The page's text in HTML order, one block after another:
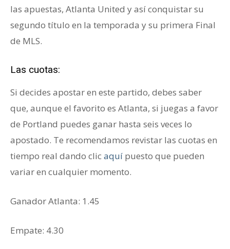
las apuestas, Atlanta United y así conquistar su
segundo título en la temporada y su primera Final
de MLS.
Las cuotas:
Si decides apostar en este partido, debes saber
que, aunque el favorito es Atlanta, si juegas a favor
de Portland puedes ganar hasta seis veces lo
apostado. Te recomendamos revistar las cuotas en
tiempo real dando clic aquí puesto que pueden
variar en cualquier momento.
Ganador Atlanta: 1.45
Empate: 4.30